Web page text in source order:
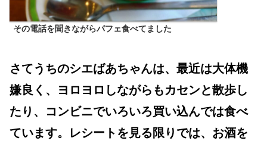
その電話を聞きながらパフェ食べてました
さてうちのシエばあちゃんは、最近は大体機
嫌良く、ヨロヨロしながらもカセンと散歩し
たり、コンビニでいろいろ買い込んでは食べ
ています。レシートを見る限りでは、お酒を